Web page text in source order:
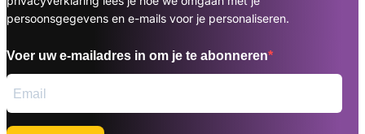
persoonsgegevens en e-mails voor je personaliseren.
Voer uw e-mailadres in om je te abonneren